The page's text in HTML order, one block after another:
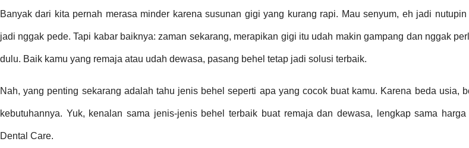
Banyak dari kita pernah merasa minder karena susunan gigi yang kurang rapi. Mau senyum, eh jadi
jadi nggak pede. Tapi kabar baiknya: zaman sekarang, merapikan gigi itu udah makin gampang dan nggak
dulu. Baik kamu yang remaja atau udah dewasa, pasang behel tetap jadi solusi terbaik.
Nah, yang penting sekarang adalah tahu jenis behel seperti apa yang cocok buat kamu. Karena beda usia,
kebutuhannya. Yuk, kenalan sama jenis-jenis behel terbaik buat remaja dan dewasa, lengkap sama
Dental Care.